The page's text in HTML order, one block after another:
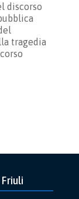
discorso
tragedia